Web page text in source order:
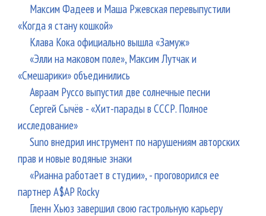
Максим Фадеев и Маша Ржевская перевыпустили
«Когда я стану кошкой»
Клава Кока официально вышла «Замуж»
«Элли на маковом поле», Максим Лутчак и
«Смешарики» объединились
Авраам Руссо выпустил две солнечные песни
Сергей Сычёв - «Хит-парады в СССР. Полное
исследование»
Suno внедрил инструмент по нарушениям авторских
прав и новые водяные знаки
«Рианна работает в студии», - проговорился ее
партнер A$AP Rocky
Гленн Хьюз завершил свою гастрольную карьеру